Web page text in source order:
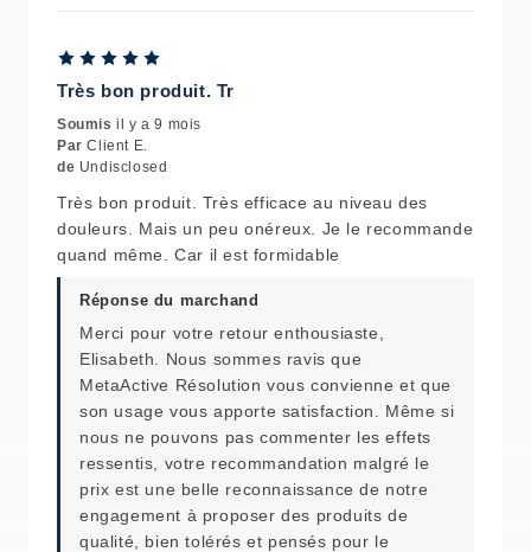
Très bon produit. Tr
Soumisil y a 9 mois
Par Client E.
de Undisclosed
Très bon produit. Très efficace au niveau des
douleurs. Mais un peu onéreux. Je le recommande
quand même. Car il est formidable
Réponse du marchand
Merci pour votre retour enthousiaste,
Elisabeth. Nous sommes ravis que
MetaActive Résolution vous convienne et que
son usage vous apporte satisfaction. Même si
nous ne pouvons pas commenter les effets
ressentis, votre recommandation malgré le
prix est une belle reconnaissance de notre
engagement à proposer des produits de
qualité, bien tolérés et pensés pour le